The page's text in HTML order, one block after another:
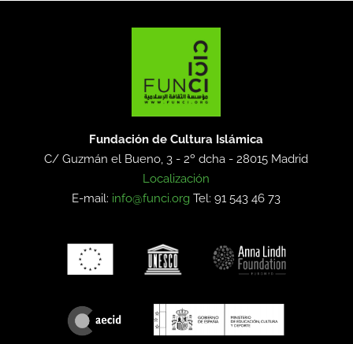
Fundación de Cultura Islámica
C/ Guzmán el Bueno, 3 - 2º dcha -28015 Madrid
Localización
E-mail: info@funci.org Tel: 91 543 46 73